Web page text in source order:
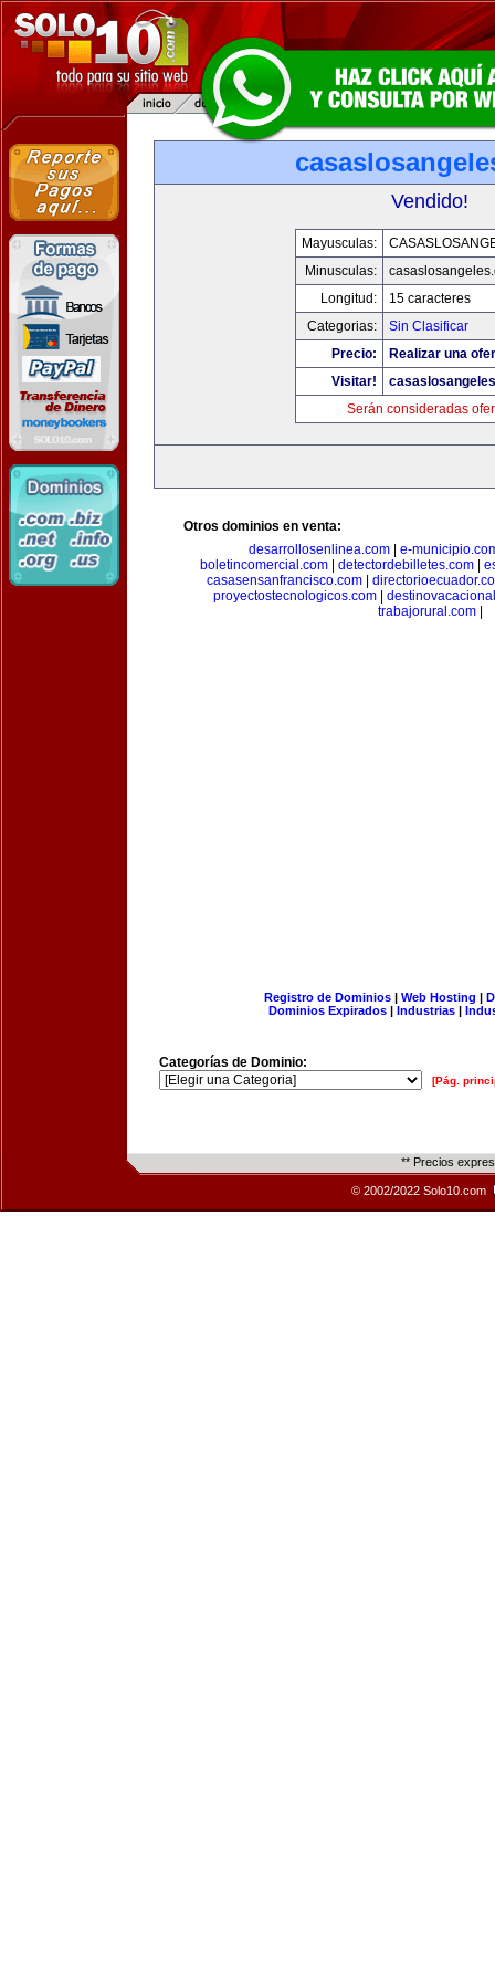
Vendido!
Mayusculas:
Minusculas:
Longitud:
15 caracteres
Categorias:
Sin Clasificar
Precio:
Realizar una
Visitar!
Serán consideradas
Otros dominios en venta:
desarrollosenlinea.com
e-
boletincomercial.com
detectordebilletes.com
casasensanfrancisco.com|
proyectostecnologicos.com|
trabajorural.com|
Registro de Dominios| Web Hosting |
Dominios Expirados | Industrias |
Categorías de Dominio:
[Pág.
** Precios
© 2002/2022 Solo10.com